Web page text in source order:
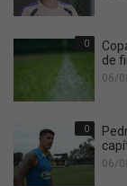
0
de
06/
0
06/